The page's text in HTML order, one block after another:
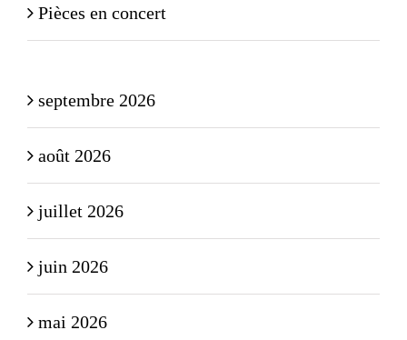
Pièces en concert
septembre 2026
août 2026
juillet 2026
juin 2026
mai 2026